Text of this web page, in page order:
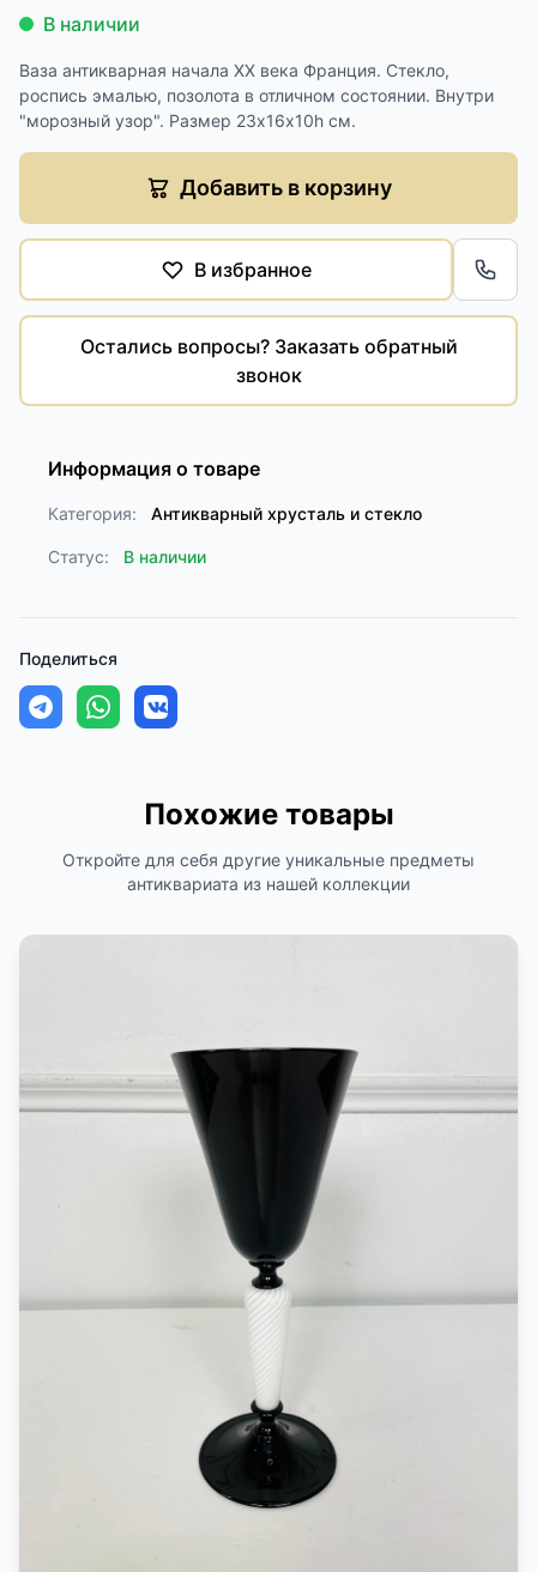
В наличии
Ваза антикварная начала XX века Франция. Стекло,
роспись эмалью, позолота в отличном состоянии. Внутри
"морозный узор". Размер 23х16х10h см.
Добавить в корзину
В избранное
Остались вопросы? Заказать обратный
звонок
Информация о товаре
Категория: Антикварный хрусталь и стекло
Статус: В наличии
Поделиться
Похожие товары
Откройте для себя другие уникальные предметы
антиквариата из нашей коллекции